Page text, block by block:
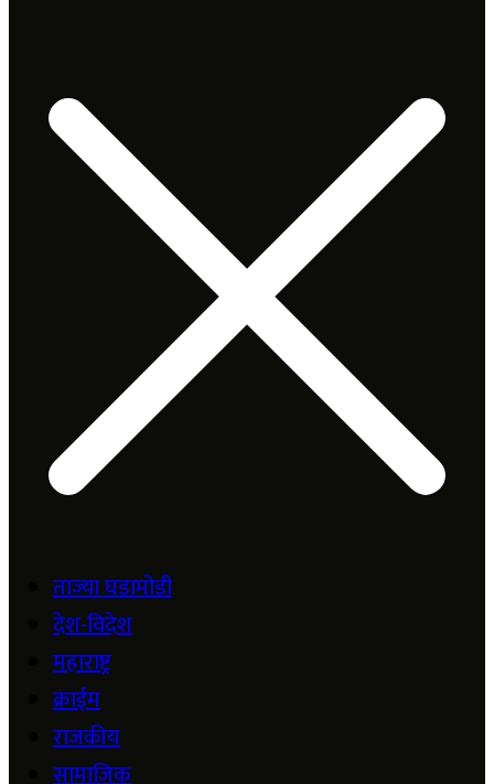
ताज्या घडामोडी
देश-विदेश
महाराष्ट्र
क्राईम
राजकीय
सामाजिक